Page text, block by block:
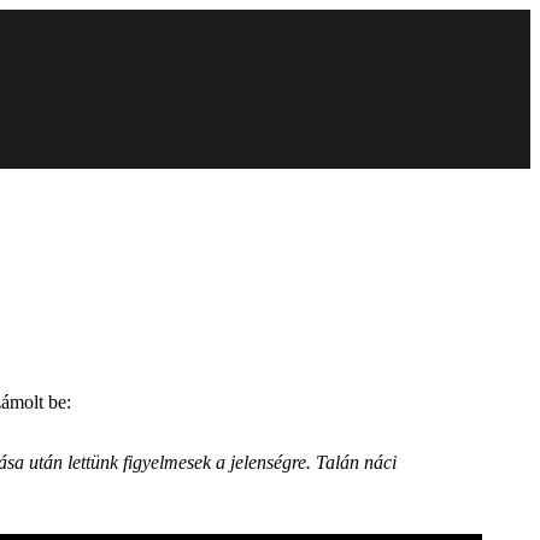
be:
után lettünk figyelmesek a jelenségre. Talán náci